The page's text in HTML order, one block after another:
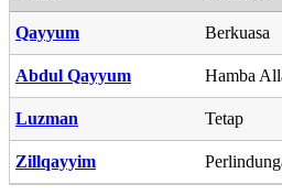
Qayyum Berkuasa
Abdul Qayyum Hamba
Luzman Tetap
Zillqayyim